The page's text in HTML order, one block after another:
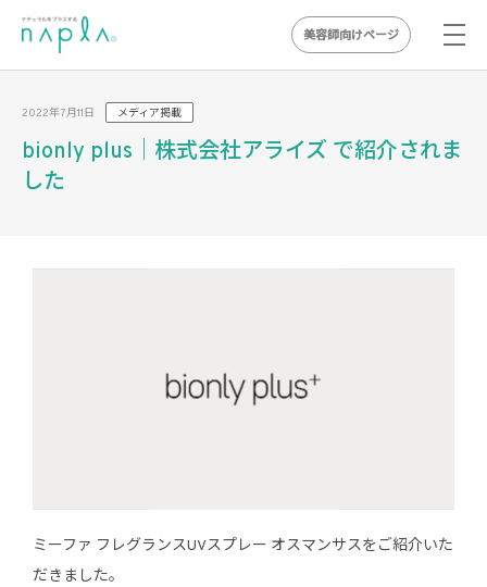
content
美容師向けページ
2022年7月11日 メディア掲載
bionly plus｜株式会社アライズ で紹介されま
した
ミーファ フレグランスUVスプレー オスマンサスをご紹介いた
だきました。